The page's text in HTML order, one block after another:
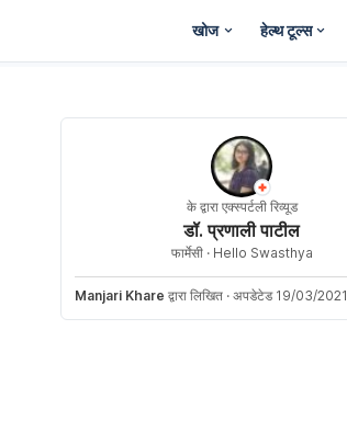
खोज हेल्थ टूल्स
के द्वारा एक्स्पर्टली रिव्यूड
डॉ. प्रणाली पाटील
फार्मेसी · Hello Swasthya
Manjari Khare द्वारा लिखित · अपडेटेड 19/03/2021